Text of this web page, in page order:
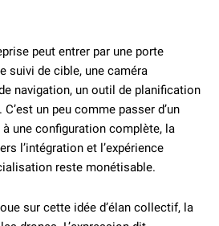
peut entrer par une porte
suivi de cible, une caméra
navigation, un outil de planification
un peu comme passer d’un
une configuration complète, la
l’intégration et l’expérience
reste monétisable.
sur cette idée d’élan collectif, la